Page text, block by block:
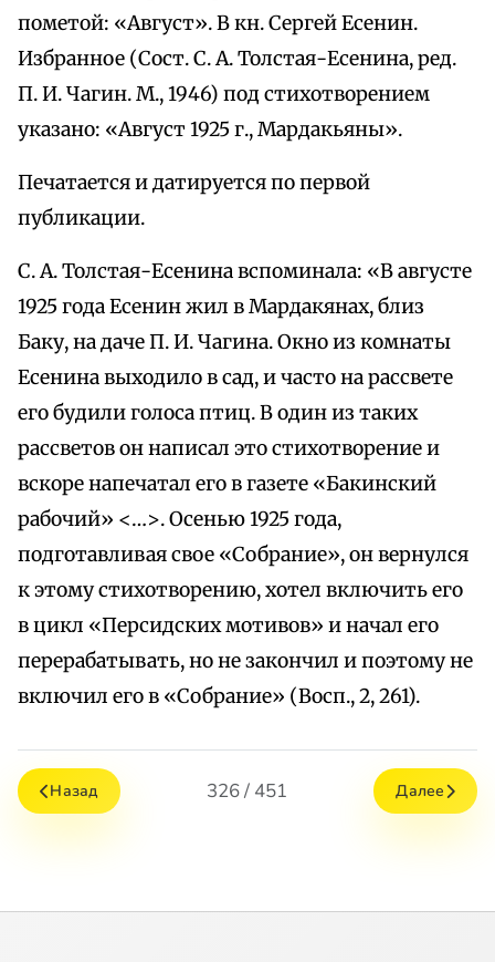
пометой: «Август». В кн. Сергей Есенин.
Избранное (Сост. С. А. Толстая-Есенина, ред.
П. И. Чагин. М., 1946) под стихотворением
указано: «Август 1925 г., Мардакьяны».
Печатается и датируется по первой
публикации.
С. А. Толстая-Есенина вспоминала: «В августе
1925 года Есенин жил в Мардакянах, близ
Баку, на даче П. И. Чагина. Окно из комнаты
Есенина выходило в сад, и часто на рассвете
его будили голоса птиц. В один из таких
рассветов он написал это стихотворение и
вскоре напечатал его в газете «Бакинский
рабочий» <…>. Осенью 1925 года,
подготавливая свое «Собрание», он вернулся
к этому стихотворению, хотел включить его
в цикл «Персидских мотивов» и начал его
перерабатывать, но не закончил и поэтому не
включил его в «Собрание» (Восп., 2, 261).
Назад 326 / 451 Далее